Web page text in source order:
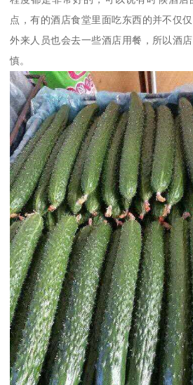
点，有的酒店食堂里面吃东西的并不仅
外来人员也会去一些酒店用餐，所以酒
慎。